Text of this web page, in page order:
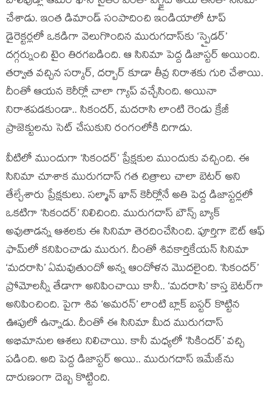
చేశాడు. ఇంత డిమాండ్ సంపాదించి ఇండియాలో టాప్
డైరెక్టర్లలో ఒకడిగా వెలుగొందిన మురుగదాస్‌‌కు ‘స్పైడర్’
దగ్గర్నుంచి టైం తిరగబడింది. ఆ సినిమా పెద్ద డిజాస్టర్ అయింది.
తర్వాత వచ్చిన సర్కార్, దర్బార్ కూడా తీవ్ర నిరాశకు గురి చేశాయి.
దీంతో ఆయన కెరీర్లో చాలా గ్యాప్ వచ్చేసింది. అయినా
నిరాశపడకుండా.. సికందర్, మదరాసి లాంటి రెండు క్రేజీ
ప్రాజెక్టులను సెట్ చేసుకుని రంగంలోకి దిగాడు.
వీటిలో ముందుగా ‘సికందర్’ ప్రేక్షకుల ముందుకు వచ్చింది. ఈ
సినిమా చూశాక మురుగదాస్ గత చిత్రాలు చాలా బెటర్ అని
తేల్చేశారు ప్రేక్షకులు. సల్మాన్ ఖాన్ కెరీర్లోనే అతి పెద్ద డిజాస్టర్లలో
ఒకటిగా ‘సికందర్’ నిలిచింది. మురుగదాస్ బౌన్స్ బ్యాక్
అవుతాడన్న ఆశలకు ఈ సినిమా తెరదించేసింది. పూర్తిగా ఔట్ ఆఫ్
ఫామ్‌లో కనిపించాడు మురుగ. దీంతో శివకార్తికేయన్ సినిమా
‘మదరాసి’ ఏమవుతుందో అన్న ఆందోళన మొదలైంది. ‘సికందర్’
ప్రోమోలన్నీ తేడాగా అనిపించాయి కానీ.. ‘మదరాసి’ కాస్త బెటర్‌గా
అనిపించింది. పైగా శివ ‘అమరన్’ లాంటి బ్లాక్ బస్టర్ కొట్టిన
ఊపులో ఉన్నాడు. దీంతో ఈ సినిమా మీద మురుగదాస్
అభిమానుల ఆశలు నిలిచాయి. కానీ మధ్యలో ‘సికిందర్’ వచ్చి
పడింది. అది పెద్ద డిజాస్టర్ అయి.. మురుగదాస్ ఇమేజ్‌ను
దారుణంగా దెబ్బ కొట్టింది.